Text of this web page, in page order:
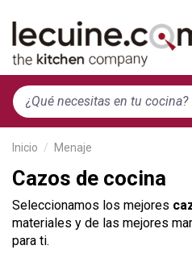
Inicio Menaje
Cazos de cocina
Seleccionamos los mejores
materiales y de las mejores
para ti.